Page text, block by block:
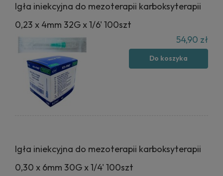
Igła iniekcyjna do mezoterapii karboksyterapii
0,23 x 4mm 32G x 1/6' 100szt
54,90 zł
Do koszyka
Igła iniekcyjna do mezoterapii karboksyterapii
0,30 x 6mm 30G x 1/4' 100szt